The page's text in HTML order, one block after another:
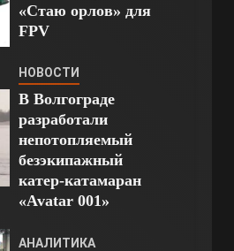
«Стаю орлов» для
FPV
НОВОСТИ
В Волгограде
разработали
непотопляемый
безэкипажный
катер-катамаран
«Avatar 001»
АНАЛИТИКА